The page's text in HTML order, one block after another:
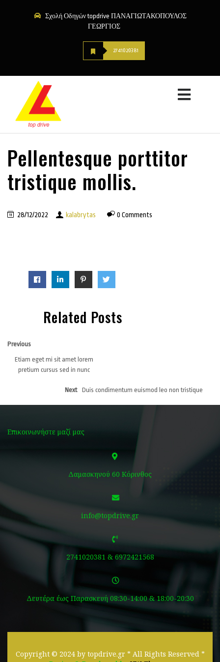
Σχολή Οδηγών topdrive ΠΑΝΑΓΙΩΤΑΚΟΠΟΥΛΟΣ
ΓΕΩΡΓΙΟΣ
2741020381
Pellentesque porttitor
tristique mollis.
28/12/2022 kalabrytas 0 Comments
Related Posts
Previous
Etiam eget mi sit amet lorem
pretium cursus sed in nunc
Next Duis condimentum euismod leo non tristique
Επικοινωνήστε μαζί μας
Δαμασκηνού 60 Κόρινθος
info@topdrive.gr
2741020381 & 6972421568
Δευτέρα έως Παρασκευή 08:30-14:00 & 18:00-20:30
Copyright © 2024 by topdrive.gr * All Rights Reserved *